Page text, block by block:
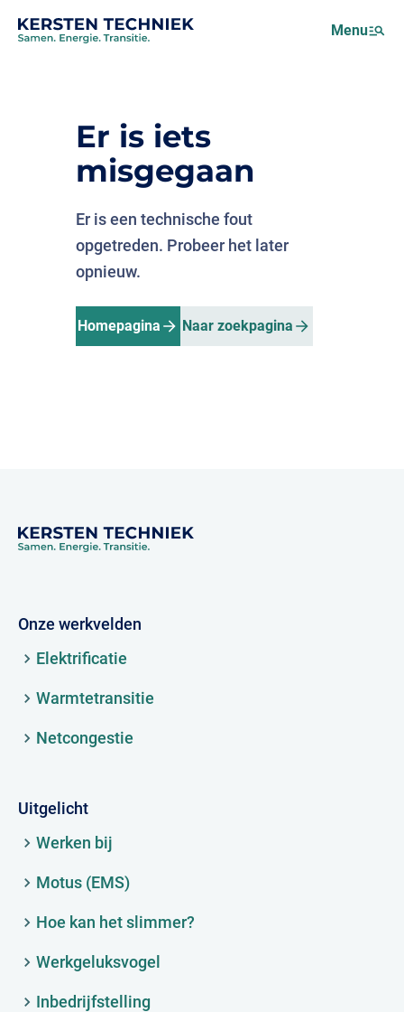
Over ons
Projecten
Menu
Er is iets
misgegaan
Er is een technische fout
opgetreden. Probeer het later
opnieuw.
Homepagina Naar zoekpagina
Onze werkvelden
Elektrificatie
Warmtetransitie
Netcongestie
Uitgelicht
Werken bij
Motus (EMS)
Hoe kan het slimmer?
Werkgeluksvogel
Inbedrijfstelling